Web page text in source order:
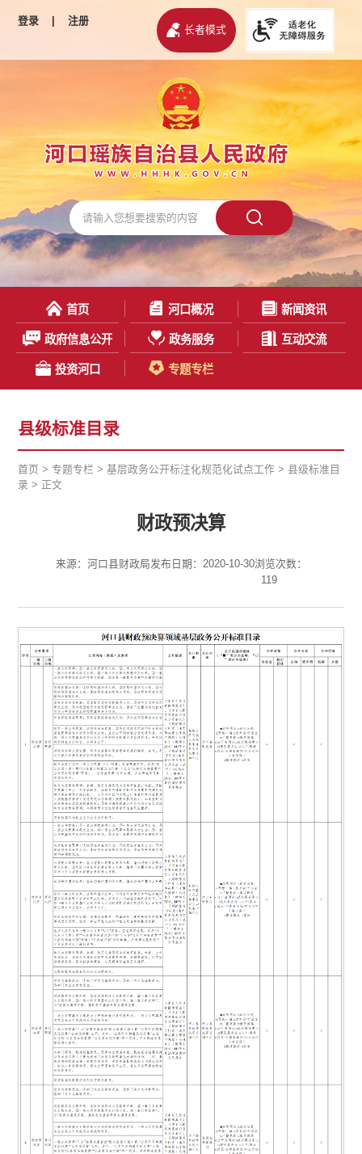
登录 | 注册
长者模式
首页 河口概况 新闻资讯
政府信息公开 政务服务 互动交流
投资河口 专题专栏
县级标准目录
首页 >专题专栏 >基层政务公开标注化规范化试点工作 >县级标准目
录 > 正文
财政预决算
来源：河口县财政局发布日期：2020-10-30浏览次数：
119